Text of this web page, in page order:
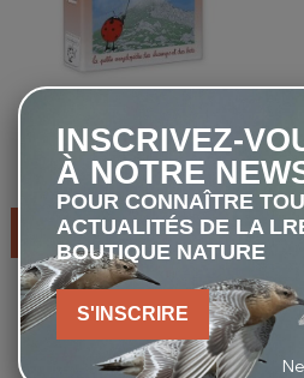
Numéros 106 à 115
16,00 €
AJOUTER AU PANIER
favorite_border
INSCRIVEZ-
À NOTRE
POUR CONNAÎTRE
ACTUALITÉS DE LA
BOUTIQUE NATURE
S'INSCRIRE